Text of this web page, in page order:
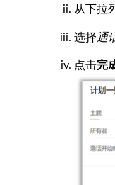
从下拉
选择通
点击完